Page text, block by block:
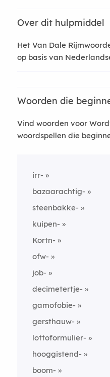
Over dit hulpmiddel
Het Van Dale
op basis van
Woorden die
Vind woorden voor
woordspellen die
irr-
bazaarachtig-
steenbakke-
kuipen-
Kortn-
ofw-
job-
decimetertje-
gamofobie-
gersthauw-
lottoformulier-
hooggistend-
boom-